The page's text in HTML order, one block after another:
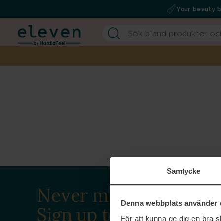
Samtycke
Denna webbplats använder
För att kunna ge dig en bra
Your beauty
Never miss a beat.
Sign up to our